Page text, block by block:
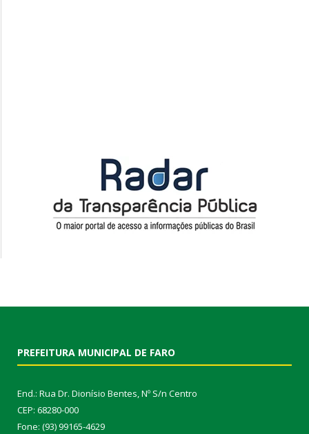
PREFEITURA MUNICIPAL DE FARO
End.: Rua Dr. Dionísio Bentes, Nº S/n Centro
CEP: 68280-000
Fone: (93) 99165-4629